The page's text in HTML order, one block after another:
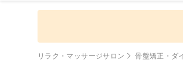
リラク・マッサージサロン 骨盤矯正・ダ